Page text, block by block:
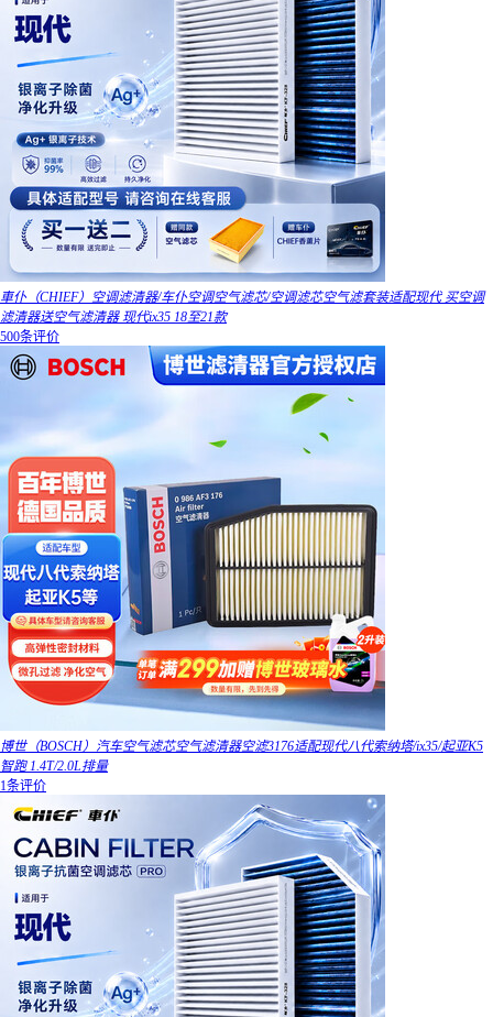
車仆（CHIEF）空调滤清器/车仆空调空气滤芯/空调滤芯空气滤套装适配现代 买空调
滤清器送空气滤清器 现代ix35 18至21款
500条评价
博世（BOSCH）汽车空气滤芯空气滤清器空滤3176适配现代八代索纳塔/ix35/起亚K5
智跑 1.4T/2.0L排量
1条评价